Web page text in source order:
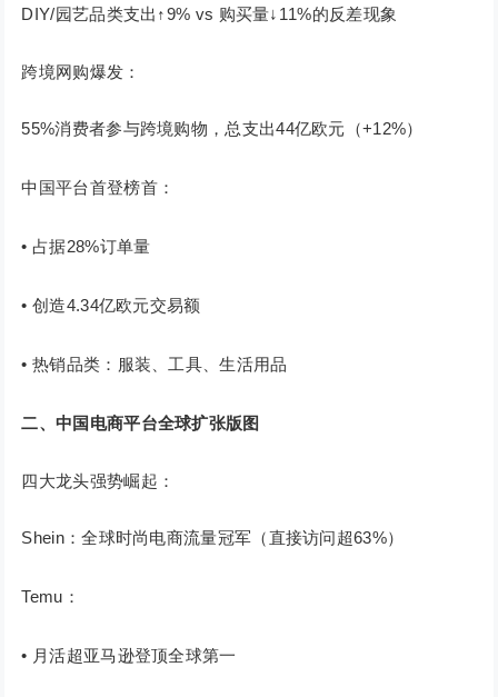
DIY/园艺品类支出↑9% vs 购买量↓11%的反差现象
跨境网购爆发：
55%消费者参与跨境购物，总支出44亿欧元（+12%）
中国平台首登榜首：
• 占据28%订单量
• 创造4.34亿欧元交易额
• 热销品类：服装、工具、生活用品
二、中国电商平台全球扩张版图
四大龙头强势崛起：
Shein：全球时尚电商流量冠军（直接访问超63%）
Temu：
• 月活超亚马逊登顶全球第一